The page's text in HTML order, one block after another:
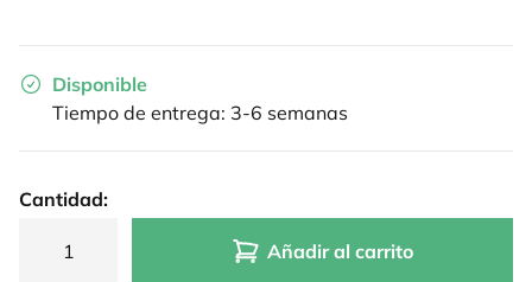
Disponible
Tiempo de entrega: 3-6 semanas
Cantidad:
Añadir al carrito